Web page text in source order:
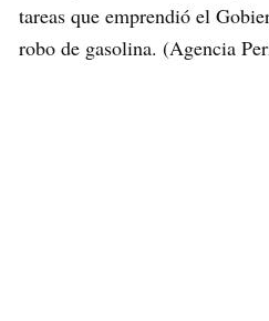
tareas que emprendió el
robo de gasolina. (Agencia